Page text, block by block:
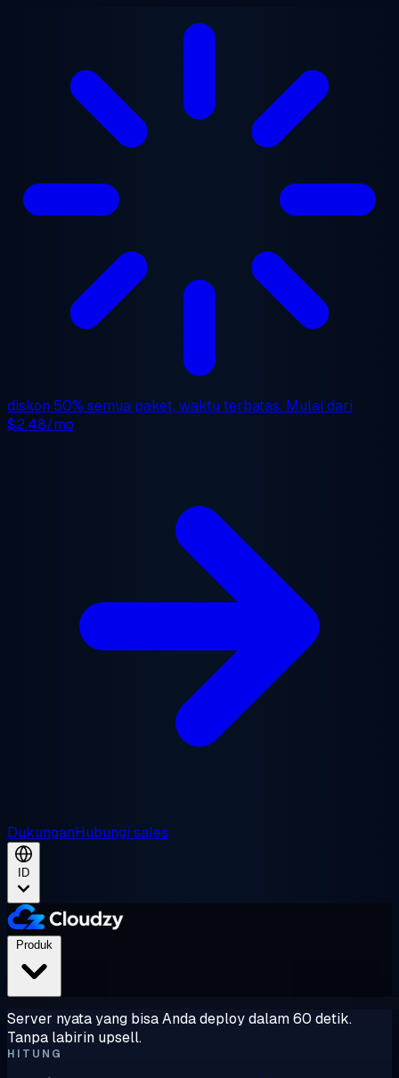
diskon 50% semua paket, waktu terbatas. Mulai dari
$2.48/mo
DukunganHubungi sales
ID
Server nyata yang bisa Anda deploy dalam 60 detik.
Tanpa labirin upsell.
HITUNG